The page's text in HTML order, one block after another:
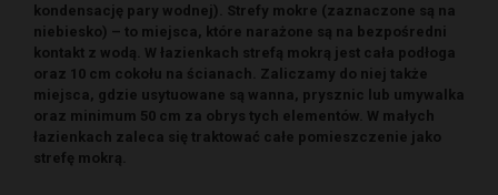
kondensację pary wodnej). Strefy mokre (zaznaczone są na
niebiesko) – to miejsca, które narażone są na bezpośredni
kontakt z wodą. W łazienkach strefą mokrą jest cała podłoga
oraz 10 cm cokołu na ścianach. Zaliczamy do niej także
miejsca, gdzie usytuowane są wanna, prysznic lub umywalka
oraz minimum 50 cm za obrys tych elementów. W małych
łazienkach zaleca się traktować całe pomieszczenie jako
strefę mokrą.